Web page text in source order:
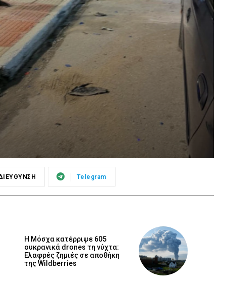
Telegram
Η Μόσχα κατέρριψε 605
ουκρανικά drones τη νύχτα:
Ελαφρές ζημιές σε αποθήκη
της Wildberries